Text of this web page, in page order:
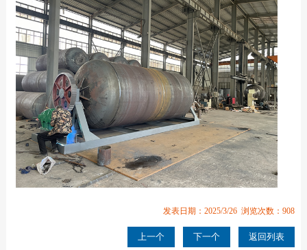
发表日期：2025/3/26 浏览次数：908
上一个 下一个 返回列表